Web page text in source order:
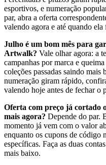
esportivos, e numeração
par, abra a oferta
valendo agora e até quando ela
Julho é um bom mês para
Artwalk? Vale olhar agora: a
campanhas por marca e
coleções passadas saindo mais
numeração giram rápido,
valendo hoje antes de fechar o
Oferta com preço já cortado
mais agora? Depende do par.
momento já vem com o valor
enquanto os cupons de código
específicas. Faça as duas
mais baixo.